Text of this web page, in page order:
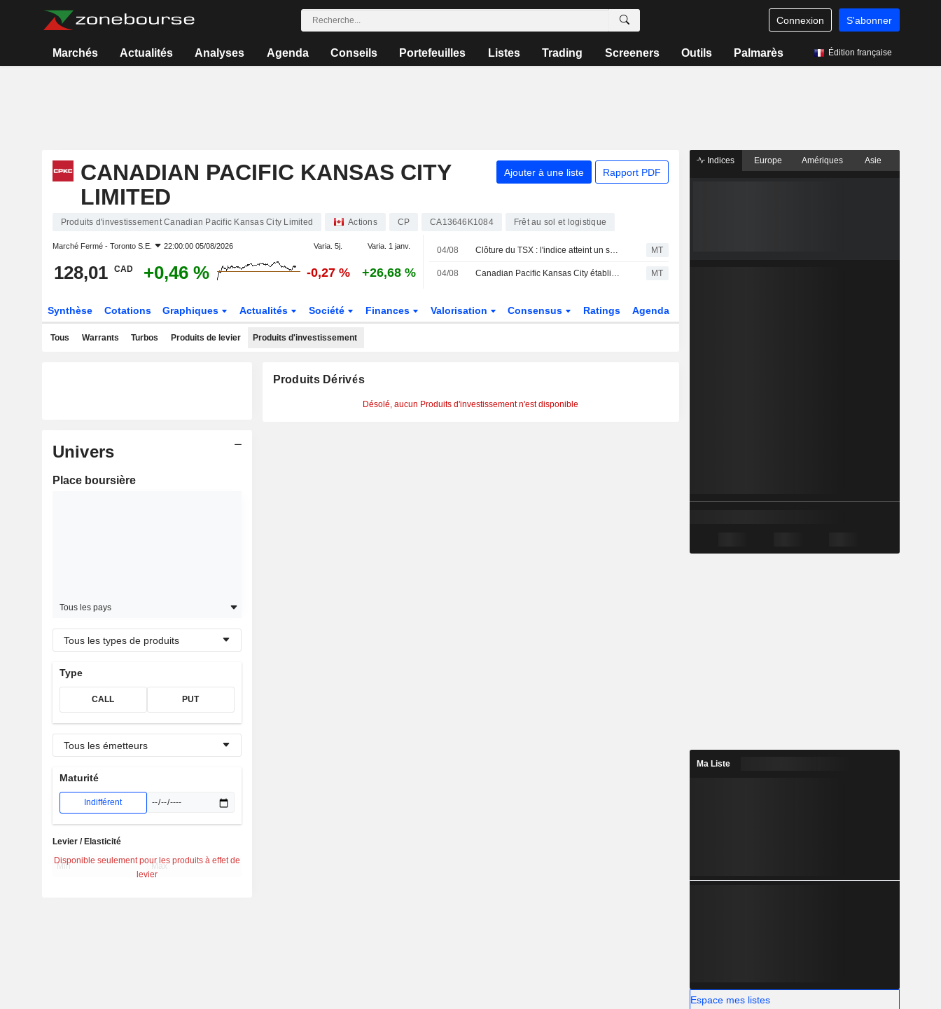
Connexion S'abonner
Marchés Actualités Analyses Agenda Conseils Portefeuilles Listes Trading Screeners Outils Palmarès Édition française
CANADIAN PACIFIC KANSAS CITY
LIMITED
Ajouter à une liste Rapport PDF
Produits d'investissement Canadian Pacific Kansas City Limited Actions CP CA13646K1084 Frêt au sol et logistique
Marché Fermé - Toronto S.E. 22:00:00 05/08/2026 Varia. 5j. Varia. 1 janv.
128,01 CAD +0,46 % -0,27 % +26,68 %
04/08 Clôture du TSX : l'indice atteint un sommet historique, porté par les métaux de base et la technologie malgré la chute du pétrole MT
04/08 Canadian Pacific Kansas City établit un record pour les expéditions de céréales canadiennes au cours de la campagne agricole 2025-2026 MT
Synthèse Cotations Graphiques Actualités Société Finances Valorisation Consensus Ratings Agenda
Tous Warrants Turbos Produits de levier Produits d'investissement
Univers
Place boursière
Tous les pays
Tous les types de produits
Type
CALL PUT
Tous les émetteurs
Maturité
Indifférent
Disponible seulement pour les produits à effet de
levier
Levier / Elasticité
Produits Dérivés
Désolé, aucun Produits d'investissement n'est disponible
Indices Europe Amériques Asie
Ma Liste
Espace mes listes